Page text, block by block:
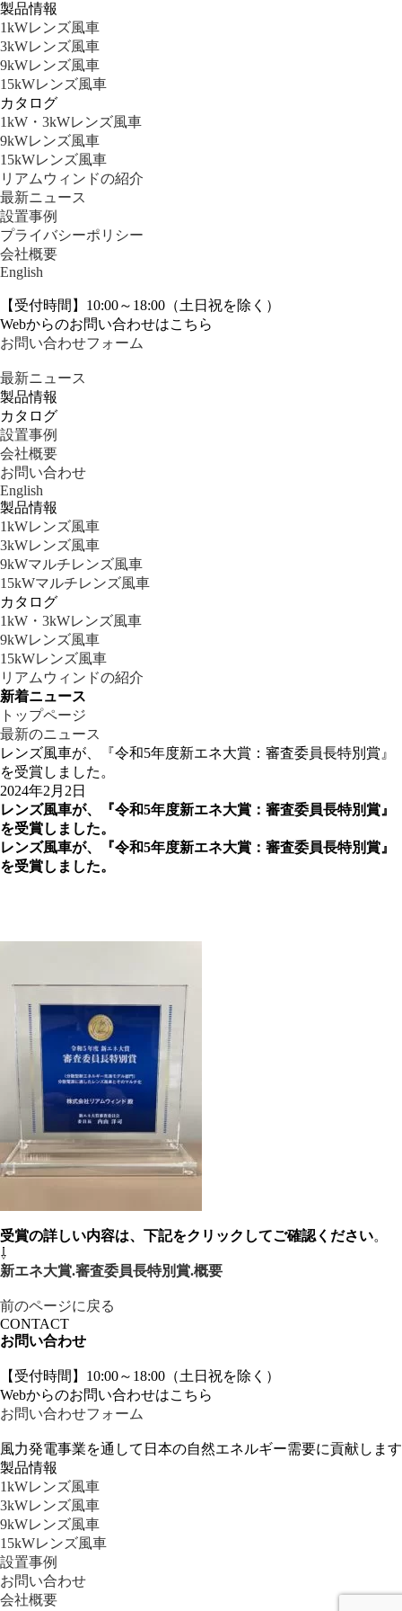
製品情報
1kWレンズ風車
3kWレンズ風車
9kWレンズ風車
15kWレンズ風車
カタログ
1kW・3kWレンズ風車
9kWレンズ風車
15kWレンズ風車
リアムウィンドの紹介
最新ニュース
設置事例
プライバシーポリシー
会社概要
English
【受付時間】10:00～18:00（土日祝を除く）
Webからのお問い合わせはこちら
お問い合わせフォーム
最新ニュース
製品情報
カタログ
設置事例
会社概要
お問い合わせ
English
製品情報
1kWレンズ風車
3kWレンズ風車
9kWマルチレンズ風車
15kWマルチレンズ風車
カタログ
1kW・3kWレンズ風車
9kWレンズ風車
15kWレンズ風車
リアムウィンドの紹介
新着ニュース
トップページ
最新のニュース
レンズ風車が、『令和5年度新エネ大賞：審査委員長特別賞』
を受賞しました。
2024年2月2日
レンズ風車が、『令和5年度新エネ大賞：審査委員長特別賞』
を受賞しました。
レンズ風車が、『令和5年度新エネ大賞：審査委員長特別賞』
を受賞しました。
受賞の詳しい内容は、下記をクリックしてご確認ください。
⇩
新エネ大賞.審査委員長特別賞.概要
前のページに戻る
CONTACT
お問い合わせ
【受付時間】10:00～18:00（土日祝を除く）
Webからのお問い合わせはこちら
お問い合わせフォーム
風力発電事業を通して日本の自然エネルギー需要に貢献します
製品情報
1kWレンズ風車
3kWレンズ風車
9kWレンズ風車
15kWレンズ風車
設置事例
お問い合わせ
会社概要